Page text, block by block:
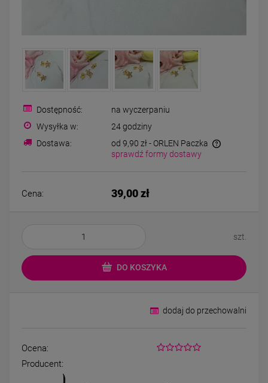
CHIRURGICZNA motylek
czarny
39,00 zł
Dostępność:
na wyczerpaniu
Wysyłka w:
24 godziny
Dostawa:
od 9,90 zł - ORLEN Paczka
sprawdź formy dostawy
Cena: 39,00 zł
szt.
DO KOSZYKA
dodaj do przechowalni
Ocena:
Producent: